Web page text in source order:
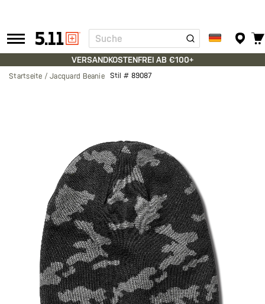
Tactical
Gear
Suche
VERSANDKOSTENFREI AB €100+
Startseite Jacquard Beanie Stil # 89087